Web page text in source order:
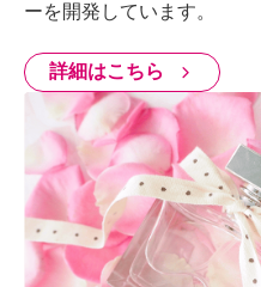
ーを開発しています。
詳細はこちら